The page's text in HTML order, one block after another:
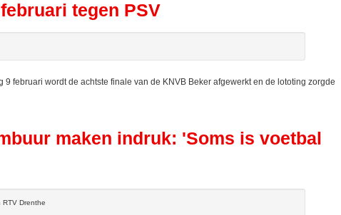
tegen PSV
februari wordt de achtste finale van de KNVB Beker afgewerkt en de lototing zorgde
maken indruk: 'Soms is voetbal
Drenthe